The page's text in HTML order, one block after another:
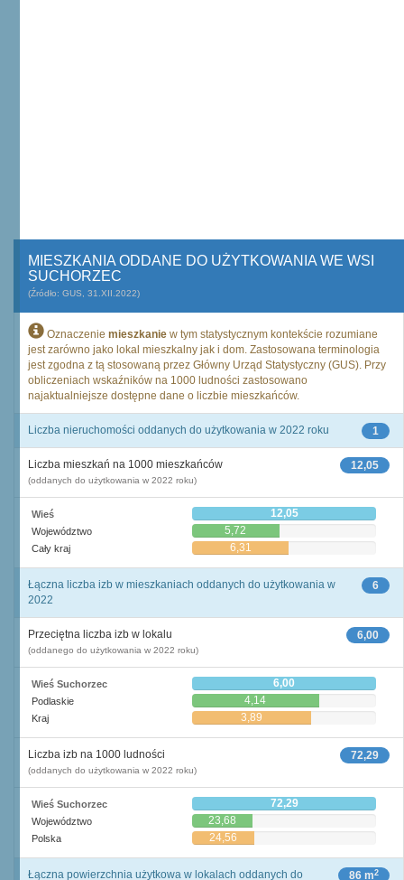
MIESZKANIA ODDANE DO UŻYTKOWANIA WE WSI
SUCHORZEC
(Źródło: GUS, 31.XII.2022)
Oznaczenie mieszkanie w tym statystycznym kontekście rozumiane
jest zarówno jako lokal mieszkalny jak i dom. Zastosowana terminologia
jest zgodna z tą stosowaną przez Główny Urząd Statystyczny (GUS). Przy
obliczeniach wskaźników na 1000 ludności zastosowano
najaktualniejsze dostępne dane o liczbie mieszkańców.
1
Liczba nieruchomości oddanych do użytkowania w 2022 roku
12,05
Liczba mieszkań na 1000 mieszkańców
(oddanych do użytkowania w 2022 roku)
Wieś 12,05
Województwo 5,72
Cały kraj 6,31
6
Łączna liczba izb w mieszkaniach oddanych do użytkowania w
2022
6,00
Przeciętna liczba izb w lokalu
(oddanego do użytkowania w 2022 roku)
Wieś Suchorzec 6,00
Podlaskie 4,14
Kraj 3,89
72,29
Liczba izb na 1000 ludności
(oddanych do użytkowania w 2022 roku)
Wieś Suchorzec 72,29
Województwo 23,68
Polska 24,56
86 m2
Łączna powierzchnia użytkowa w lokalach oddanych do